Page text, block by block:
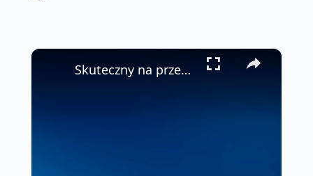
×
Skuteczny na przeziębienie Nie musisz kupować drogich leków #shorts